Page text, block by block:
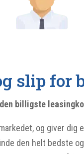
slip for
billigste
og giver dig
den helt bedste